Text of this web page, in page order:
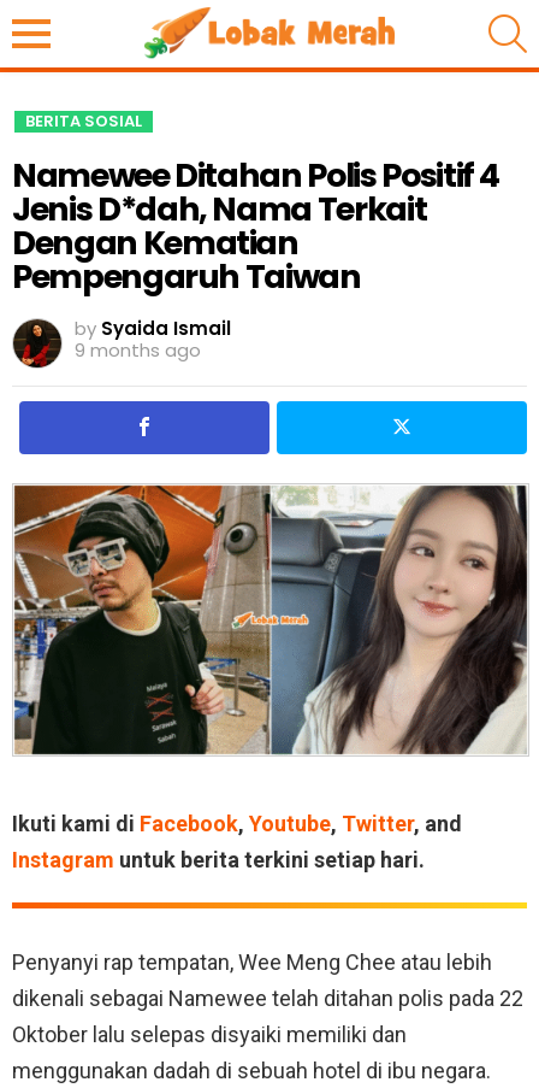
BERITA SOSIAL
Namewee Ditahan Polis Positif 4
Jenis D*dah, Nama Terkait
Dengan Kematian
Pempengaruh Taiwan
by Syaida Ismail
9 months ago
Ikuti kami di Facebook, Youtube, Twitter, and
Instagram untuk berita terkini setiap hari.
Penyanyi rap tempatan, Wee Meng Chee atau lebih
dikenali sebagai Namewee telah ditahan polis pada 22
Oktober lalu selepas disyaiki memiliki dan
menggunakan dadah di sebuah hotel di ibu negara.